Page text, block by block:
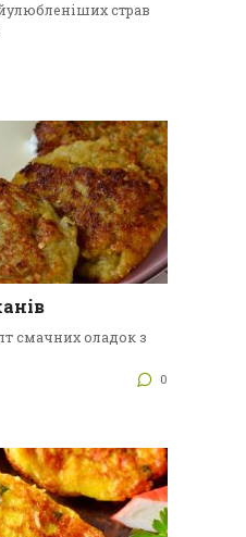
страв
смачних оладок з
0